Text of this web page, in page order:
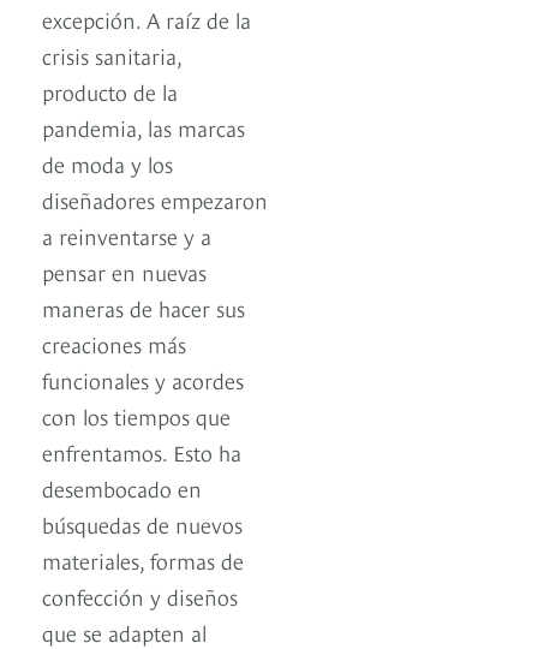
excepción. A raíz de la
crisis sanitaria,
producto de la
pandemia, las marcas
de moda y los
diseñadores empezaron
a reinventarse y a
pensar en nuevas
maneras de hacer sus
creaciones más
funcionales y acordes
con los tiempos que
enfrentamos. Esto ha
desembocado en
búsquedas de nuevos
materiales, formas de
confección y diseños
que se adapten al